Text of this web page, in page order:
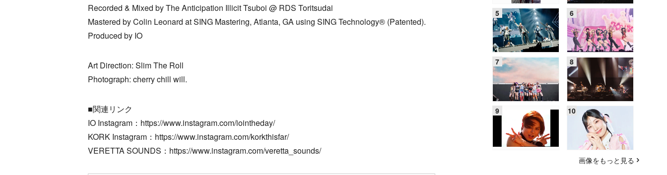
Recorded & Mixed by The Anticipation Illicit Tsuboi @ RDS Toritsudai
Mastered by Colin Leonard at SING Mastering, Atlanta, GA using SING Technology® (Patented).
Produced by IO
Art Direction: Slim The Roll
Photograph: cherry chill will.
■関連リンク
IO Instagram：https://www.instagram.com/iointheday/
KORK Instagram：https://www.instagram.com/korkthisfar/
VERETTA SOUNDS：https://www.instagram.com/veretta_sounds/
画像をもっと見る